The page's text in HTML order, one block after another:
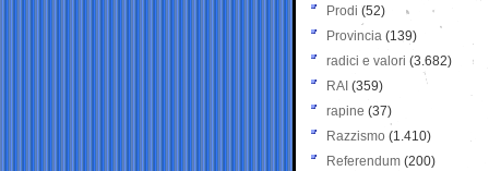
Prodi (52)
Provincia (139)
radici e valori (3.682)
RAI (359)
rapine (37)
Razzismo (1.410)
Referendum (200)